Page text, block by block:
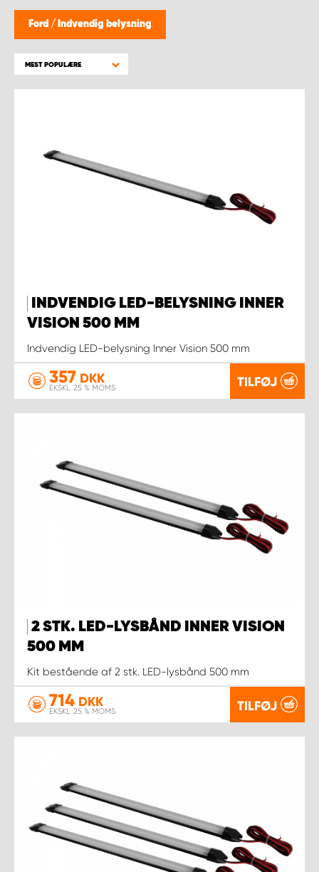
Ford / Indvendig belysning
MEST POPULÆRE
INDVENDIG LED-BELYSNING INNER
VISION 500 MM
Indvendig LED-belysning Inner Vision 500 mm
357 DKK
EKSKL. 25 % MOMS TILFØJ
2 STK. LED-LYSBÅND INNER VISION
500 MM
Kit bestående af 2 stk. LED-lysbånd 500 mm
714 DKK
EKSKL. 25 % MOMS TILFØJ